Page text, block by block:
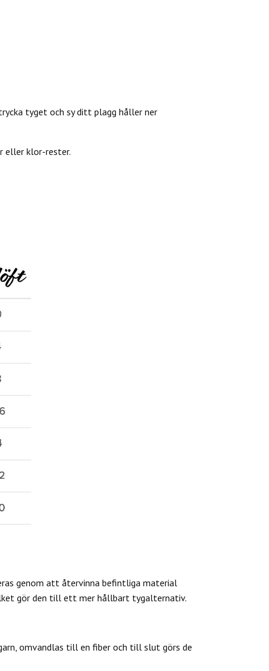
tyget och sy ditt plagg håller ner
eller klor-rester.
genom att återvinna befintliga material
gör den till ett mer hållbart tygalternativ.
omvandlas till en fiber och till slut görs de